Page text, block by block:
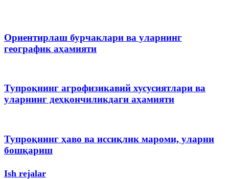
Ориентирлаш бурчаклари ва уларнинг
географик аҳамияти
Тупроқнинг агрофизикавий хусусиятлари ва
уларнинг деҳқончиликдаги аҳамияти
Тупроқнинг ҳаво ва иссиқлик мароми, уларни
бошқариш
Ish rejalar